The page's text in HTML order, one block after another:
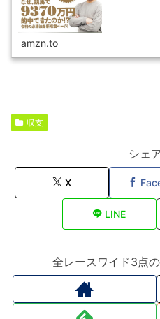
amzn.to
収支
シェ
X
LINE
全レースワイド3点